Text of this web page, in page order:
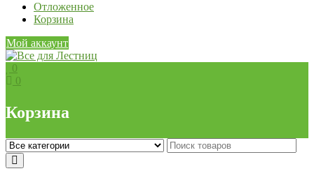
Отложенное
Корзина
Мой аккаунт
0
0
Корзина